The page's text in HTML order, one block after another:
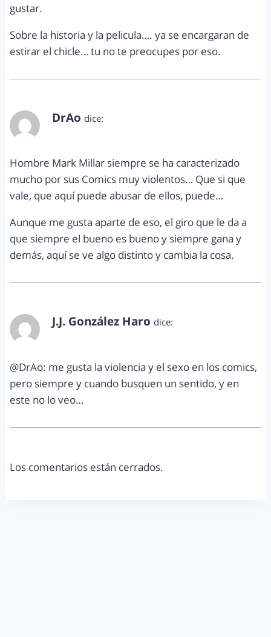
gustar.
Sobre la historia y la pelicula…. ya se encargaran de
estirar el chicle… tu no te preocupes por eso.
DrAo dice:
Hombre Mark Millar siempre se ha caracterizado
mucho por sus Comics muy violentos… Que si que
vale, que aquí puede abusar de ellos, puede…
Aunque me gusta aparte de eso, el giro que le da a
que siempre el bueno es bueno y siempre gana y
demás, aquí se ve algo distinto y cambia la cosa.
J.J. González Haro dice:
@DrAo: me gusta la violencia y el sexo en los comics,
pero siempre y cuando busquen un sentido, y en
este no lo veo…
Los comentarios están cerrados.